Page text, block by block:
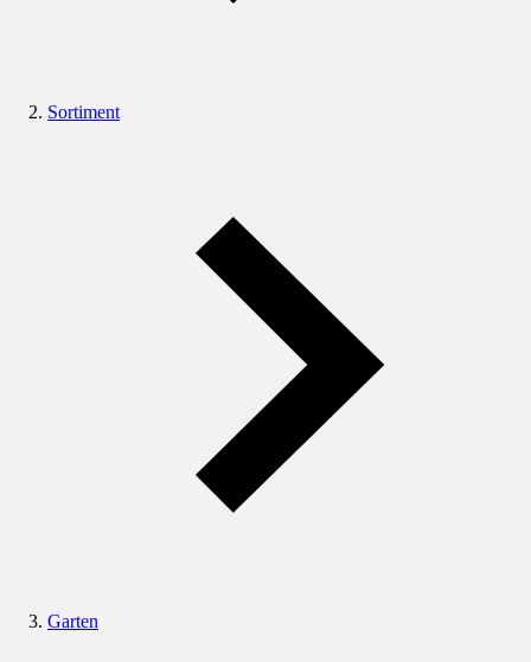
Sortiment
Garten